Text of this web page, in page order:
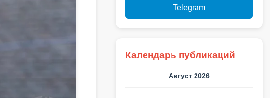
Telegram
Календарь публикаций
Август 2026